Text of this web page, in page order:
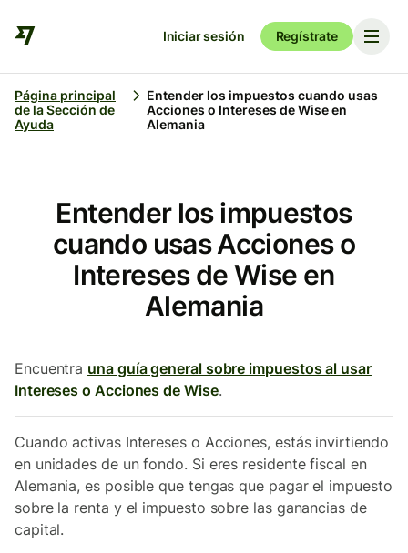
Iniciar sesión Regístrate
Página principal
de la Sección de
Ayuda
Entender los impuestos cuando usas
Acciones o Intereses de Wise en
Alemania
Entender los impuestos
cuando usas Acciones o
Intereses de Wise en
Alemania
Encuentra una guía general sobre impuestos al usar
Intereses o Acciones de Wise.
Cuando activas Intereses o Acciones, estás invirtiendo
en unidades de un fondo. Si eres residente fiscal en
Alemania, es posible que tengas que pagar el impuesto
sobre la renta y el impuesto sobre las ganancias de
capital.